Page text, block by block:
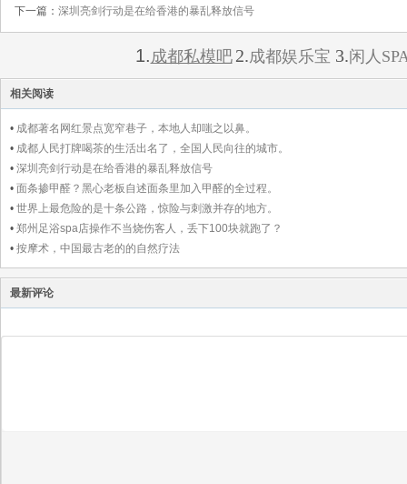
下一篇： 深圳亮剑行动是在给香港的暴乱释放信号
1.成都私模吧 2.成都娱乐宝 3.闲人
相关阅读
• 成都著名网红景点宽窄巷子，本地人却嗤之以鼻。
• 成都人民打牌喝茶的生活出名了，全国人民向往的城市。
• 深圳亮剑行动是在给香港的暴乱释放信号
• 面条掺甲醛？黑心老板自述面条里加入甲醛的全过程。
• 世界上最危险的是十条公路，惊险与刺激并存的地方。
• 郑州足浴spa店操作不当烧伤客人，丢下100块就跑了？
• 按摩术，中国最古老的的自然疗法
最新评论